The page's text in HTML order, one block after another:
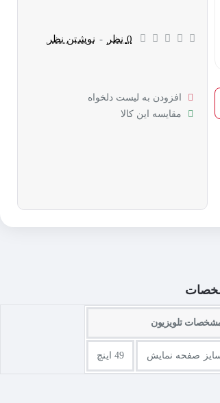
0 نظر - نوشتن نظر
افزودن به لیست دلخواه
مقایسه این کالا
تلویزیون
صفحه نمایش 49 اینچ